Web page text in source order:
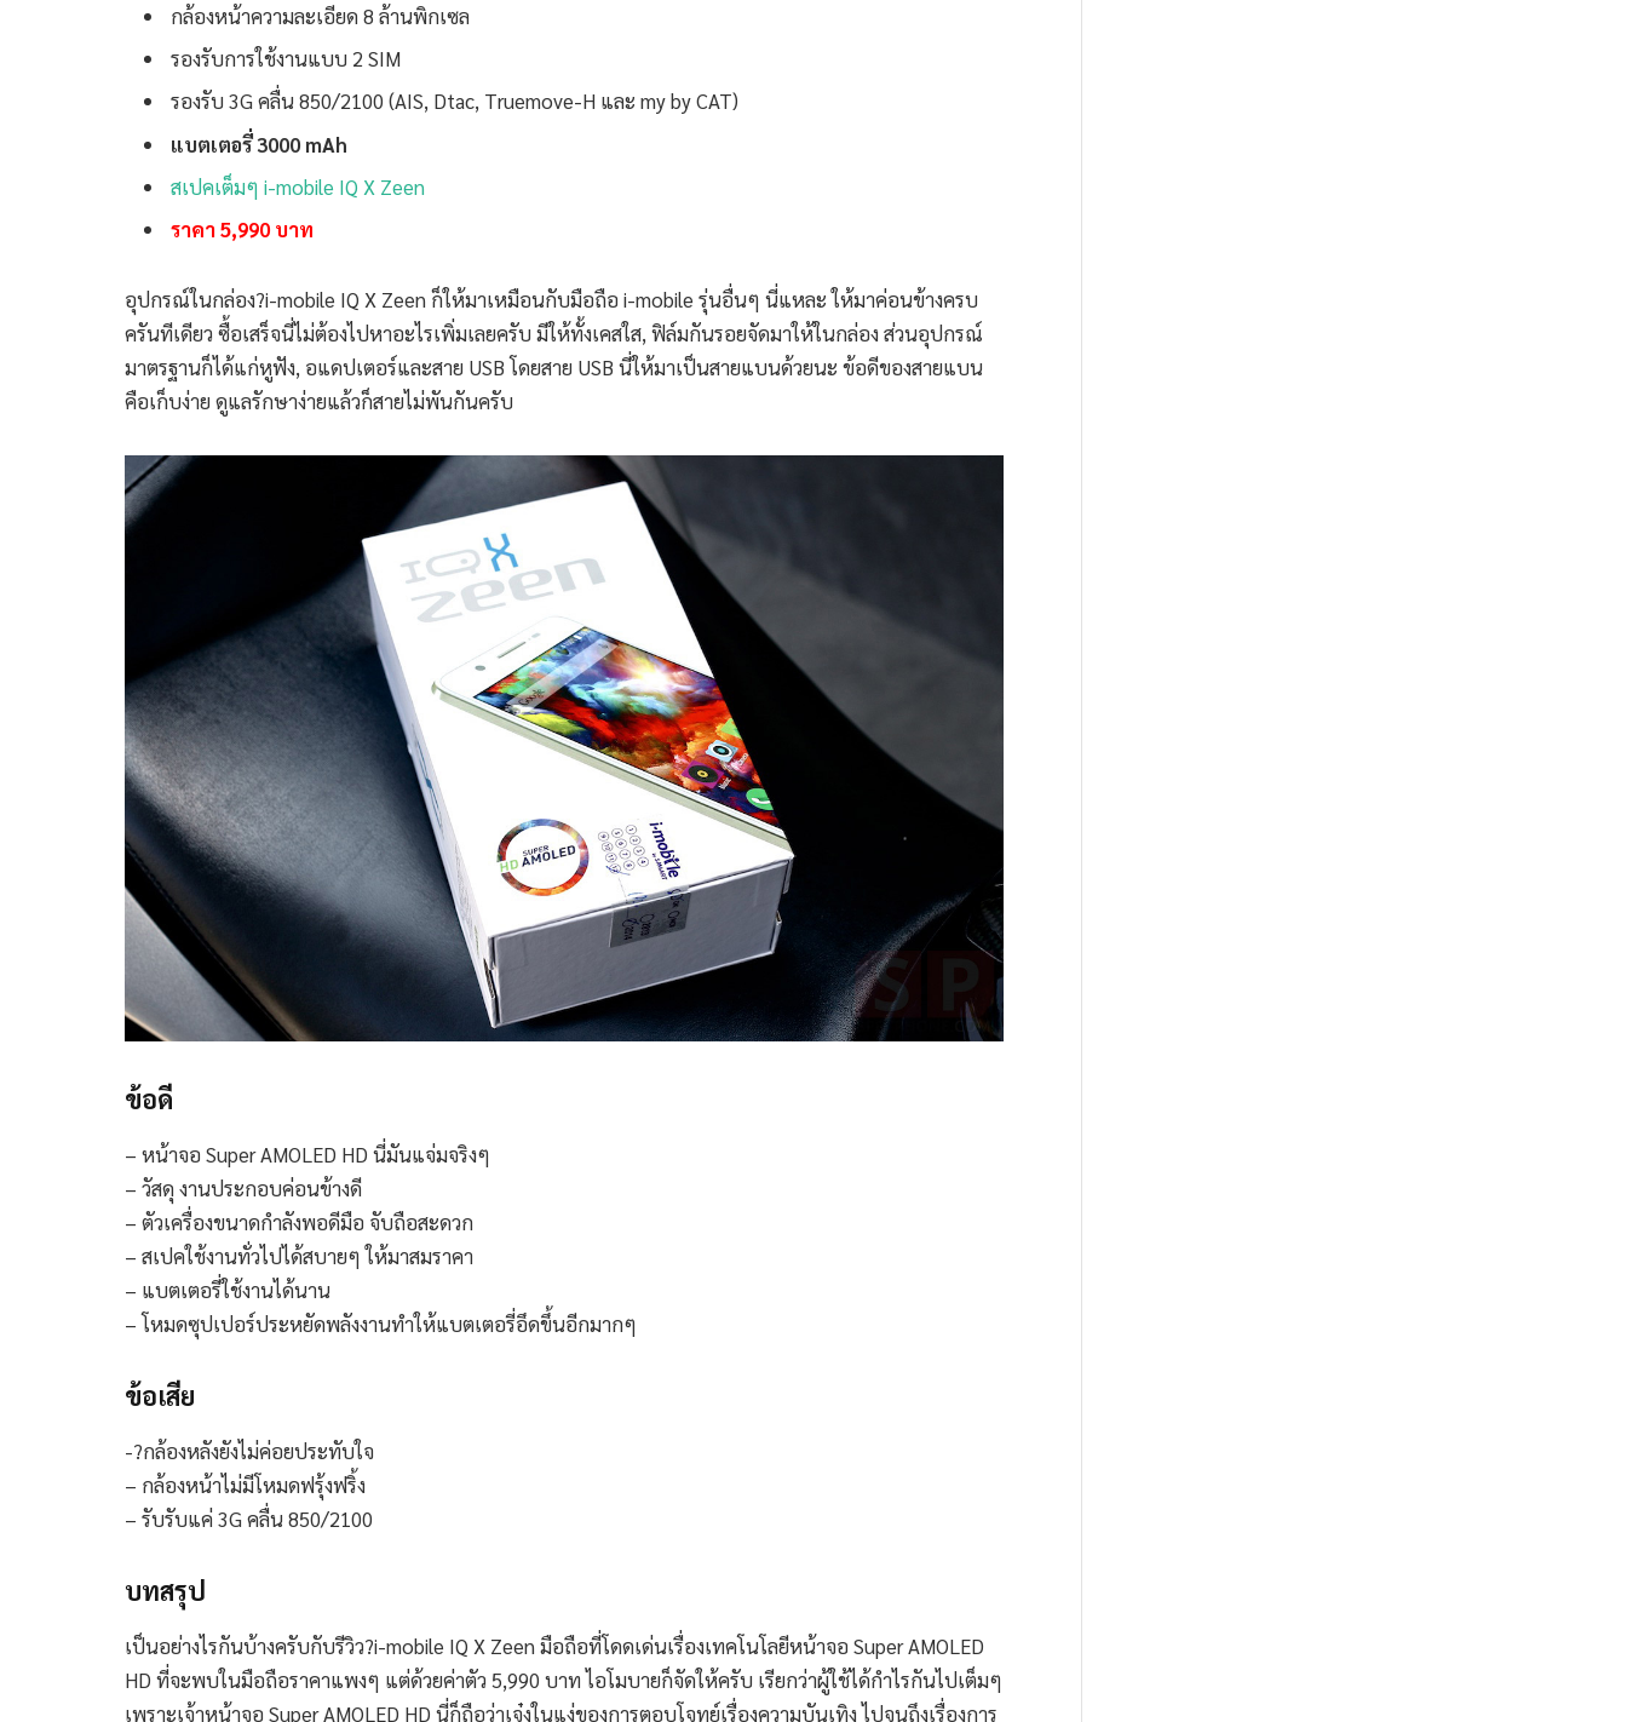
กล้องหน้าความละเอียด 8 ล้านพิกเซล
รองรับการใช้งานแบบ 2 SIM
รองรับ 3G คลื่น 850/2100 (AIS, Dtac, Truemove-H และ my by CAT)
แบตเตอรี่ 3000 mAh
สเปคเต็มๆ i-mobile IQ X Zeen
ราคา 5,990 บาท
อุปกรณ์ในกล่อง?i-mobile IQ X Zeen ก็ให้มาเหมือนกับมือถือ i-mobile รุ่นอื่นๆ นี่แหละ ให้มาค่อนข้างครบ
ครันทีเดียว ซื้อเสร็จนี่ไม่ต้องไปหาอะไรเพิ่มเลยครับ มีให้ทั้งเคสใส, ฟิล์มกันรอยจัดมาให้ในกล่อง ส่วนอุปกรณ์
มาตรฐานก็ได้แก่หูฟัง, อแดปเตอร์และสาย USB โดยสาย USB นี่ให้มาเป็นสายแบนด้วยนะ ข้อดีของสายแบน
คือเก็บง่าย ดูแลรักษาง่ายแล้วก็สายไม่พันกันครับ
ข้อดี
– หน้าจอ Super AMOLED HD นี่มันแจ่มจริงๆ
– วัสดุ งานประกอบค่อนข้างดี
– ตัวเครื่องขนาดกำลังพอดีมือ จับถือสะดวก
– สเปคใช้งานทั่วไปได้สบายๆ ให้มาสมราคา
– แบตเตอรี่ใช้งานได้นาน
– โหมดซุปเปอร์ประหยัดพลังงานทำให้แบตเตอรี่อึดขึ้นอีกมากๆ
ข้อเสีย
-?กล้องหลังยังไม่ค่อยประทับใจ
– กล้องหน้าไม่มีโหมดฟรุ้งฟริ้ง
– รับรับแค่ 3G คลื่น 850/2100
บทสรุป
เป็นอย่างไรกันบ้างครับกับรีวิว?i-mobile IQ X Zeen มือถือที่โดดเด่นเรื่องเทคโนโลยีหน้าจอ Super AMOLED
HD ที่จะพบในมือถือราคาแพงๆ แต่ด้วยค่าตัว 5,990 บาท ไอโมบายก็จัดให้ครับ เรียกว่าผู้ใช้ได้กำไรกันไปเต็มๆ
เพราะเจ้าหน้าจอ Super AMOLED HD นี่ก็ถือว่าเจ๋งในแง่ของการตอบโจทย์เรื่องความบันเทิง ไปจนถึงเรื่องการ